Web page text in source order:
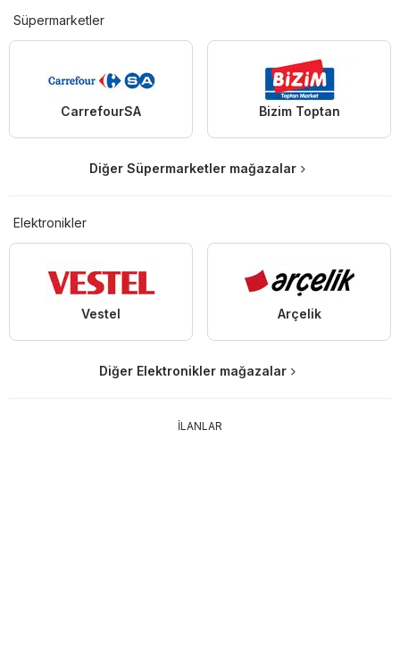
Süpermarketler
CarrefourSA Bizim Toptan
Diğer Süpermarketler mağazalar
Elektronikler
Vestel Arçelik
Diğer Elektronikler mağazalar
İLANLAR